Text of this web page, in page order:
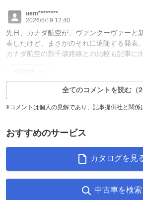
uem********
2026/5/19 12:40
先日、カナダ航空が、ヴァンクーヴァーと
表したけど、まさかのそれに追随する発表。
カナダ航空の新千歳路線との比較も記事に
全てのコメントを読む（
※コメントは個人の見解であり、記事提供社と関係
おすすめのサービス
カタログを見
中古車を検索